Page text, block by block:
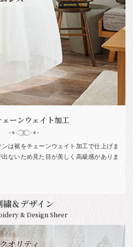
ーンウェイト加工
は裾をチェーンウェイト加工で仕上げま
ないため見た目が美しく高級感がありま
繍＆デザイン
& Design Sheer